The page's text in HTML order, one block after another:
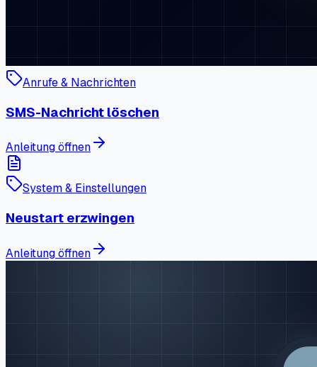
Anrufe & Nachrichten
SMS-Nachricht löschen
Anleitung öffnen
System & Einstellungen
Neustart erzwingen
Anleitung öffnen